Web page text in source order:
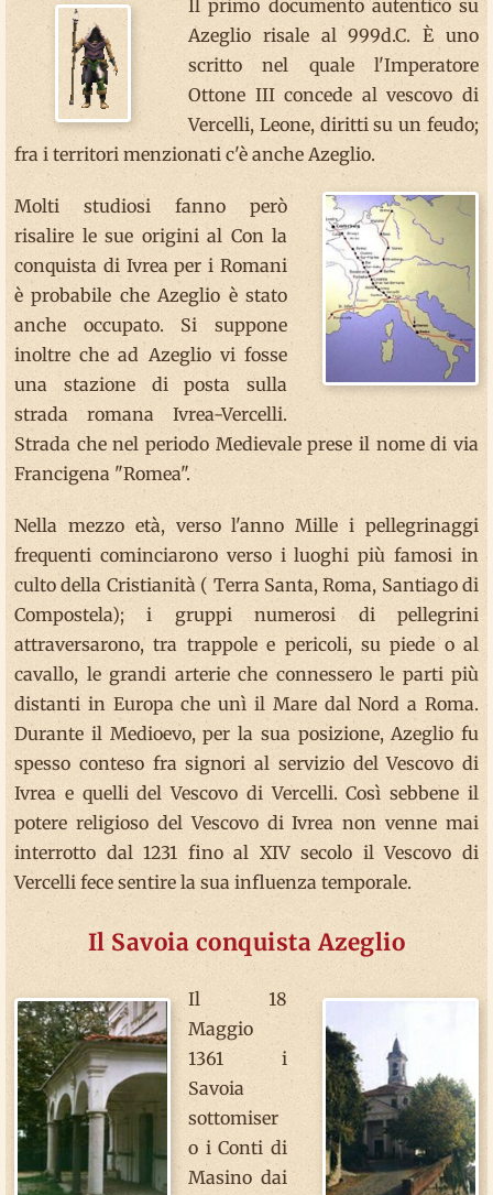
Il primo documento autentico su
Azeglio risale al 999d.C. È uno
scritto nel quale l'Imperatore
Ottone III concede al vescovo di
Vercelli, Leone, diritti su un feudo;
fra i territori menzionati c'è anche Azeglio.
Molti studiosi fanno però
risalire le sue origini al Con la
conquista di Ivrea per i Romani
è probabile che Azeglio è stato
anche occupato. Si suppone
inoltre che ad Azeglio vi fosse
una stazione di posta sulla
strada romana Ivrea-Vercelli.
Strada che nel periodo Medievale prese il nome di via
Francigena "Romea".
Nella mezzo età, verso l'anno Mille i pellegrinaggi
frequenti cominciarono verso i luoghi più famosi in
culto della Cristianità ( Terra Santa, Roma, Santiago di
Compostela); i gruppi numerosi di pellegrini
attraversarono, tra trappole e pericoli, su piede o al
cavallo, le grandi arterie che connessero le parti più
distanti in Europa che unì il Mare dal Nord a Roma.
Durante il Medioevo, per la sua posizione, Azeglio fu
spesso conteso fra signori al servizio del Vescovo di
Ivrea e quelli del Vescovo di Vercelli. Così sebbene il
potere religioso del Vescovo di Ivrea non venne mai
interrotto dal 1231 fino al XIV secolo il Vescovo di
Vercelli fece sentire la sua influenza temporale.
Il Savoia conquista Azeglio
Il 18
Maggio
1361 i
Savoia
sottomiser
o i Conti di
Masino dai